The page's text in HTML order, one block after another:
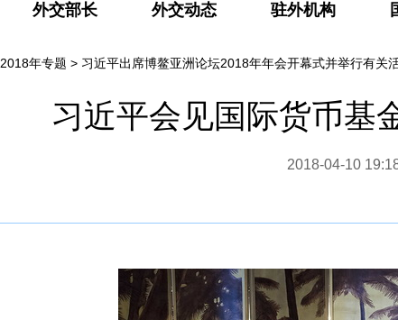
外交部长 外交动态 驻外机构
2018年专题 > 习近平出席博鳌亚洲论坛2018年年会开幕式并举行有关
习近平会见国际货币基
2018-04-10